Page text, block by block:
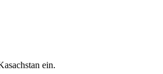
ein.